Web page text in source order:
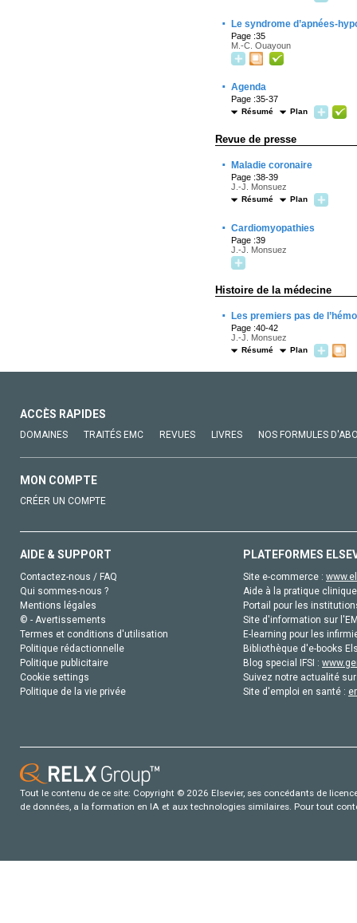
· Le syndrome d’apnées-
Page :35
M.-C. Ouayoun
· Agenda
Page :35-37
Résumé Plan
Revue de presse
· Maladie coronaire
Page :38-39
J.-J. Monsuez
Résumé Plan
· Cardiomyopathies
Page :39
J.-J. Monsuez
Histoire de la médecine
· Les premiers pas de
Page :40-42
J.-J. Monsuez
Résumé Plan
ACCÈS RAPIDES
DOMAINES TRAITÉS EMC REVUES LIVRES NOS FORMULES
MON COMPTE
CRÉER UN COMPTE
AIDE & SUPPORT
Contactez-nous / FAQ
Qui sommes-nous ?
Mentions légales
© - Avertissements
Termes et conditions d'utilisation
Politique rédactionnelle
Politique publicitaire
Cookie settings
Politique de la vie privée
PLATEFORMES
Site e-commerce :
Aide à la pratique
Portail pour les
Site d'information sur
E-learning pour les
Bibliothèque d'e-books
Blog special IFSI :
Suivez notre actualité
Site d'emploi en santé :
Tout le contenu de ce site: Copyright © 2026 Elsevier, ses concédants de
de données, a la formation en IA et aux technologies similaires. Pour tout